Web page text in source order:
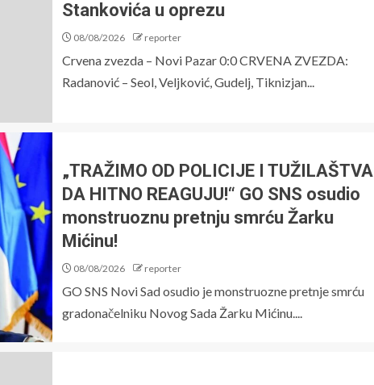
Stankovića u oprezu
08/08/2026 reporter
Crvena zvezda – Novi Pazar 0:0 CRVENA ZVEZDA:
Radanović – Seol, Veljković, Gudelj, Tiknizjan...
„TRAŽIMO OD POLICIJE I TUŽILAŠTVA
DA HITNO REAGUJU!“ GO SNS osudio
monstruoznu pretnju smrću Žarku
Mićinu!
08/08/2026 reporter
GO SNS Novi Sad osudio je monstruozne pretnje smrću
gradonačelniku Novog Sada Žarku Mićinu....